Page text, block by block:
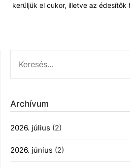
kerüljük el cukor, illetve az édesítők
Archívum
2026. július (2)
2026. június (2)